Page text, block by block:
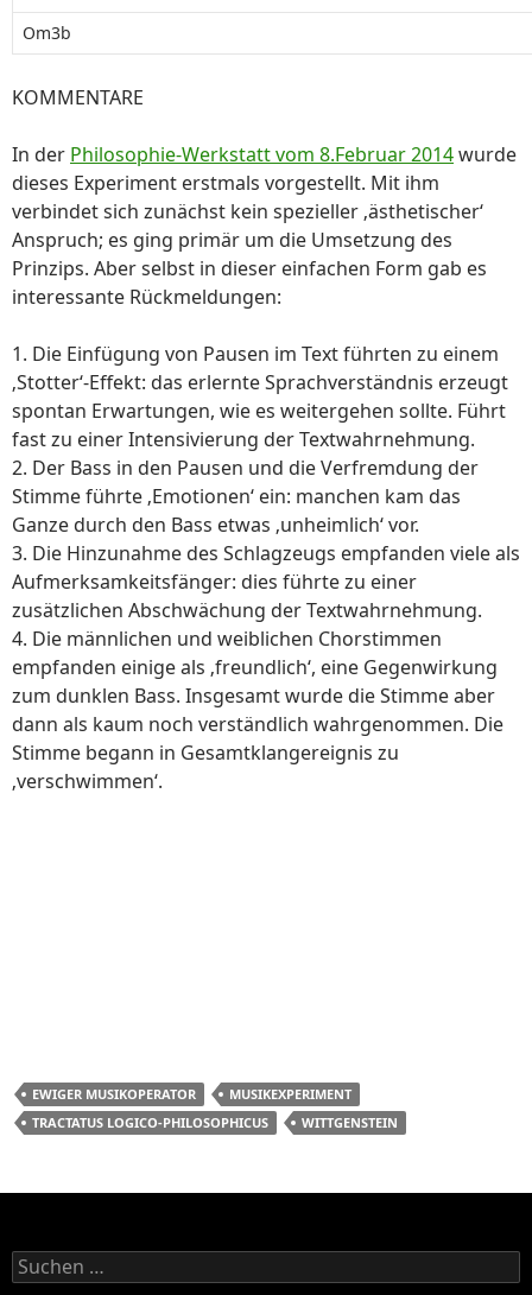
Om3b
KOMMENTARE
In der Philosophie-Werkstatt vom 8.Februar 2014wurde
dieses Experiment erstmals vorgestellt. Mit ihm
verbindet sich zunächst kein spezieller ‚ästhetischer‘
Anspruch; es ging primär um die Umsetzung des
Prinzips. Aber selbst in dieser einfachen Form gab es
interessante Rückmeldungen:
1. Die Einfügung von Pausen im Text führten zu einem
‚Stotter‘-Effekt: das erlernte Sprachverständnis erzeugt
spontan Erwartungen, wie es weitergehen sollte. Führt
fast zu einer Intensivierung der Textwahrnehmung.
2. Der Bass in den Pausen und die Verfremdung der
Stimme führte ‚Emotionen‘ ein: manchen kam das
Ganze durch den Bass etwas ‚unheimlich‘ vor.
3. Die Hinzunahme des Schlagzeugs empfanden viele als
Aufmerksamkeitsfänger: dies führte zu einer
zusätzlichen Abschwächung der Textwahrnehmung.
4. Die männlichen und weiblichen Chorstimmen
empfanden einige als ‚freundlich‘, eine Gegenwirkung
zum dunklen Bass. Insgesamt wurde die Stimme aber
dann als kaum noch verständlich wahrgenommen. Die
Stimme begann in Gesamtklangereignis zu
‚verschwimmen‘.
EWIGER MUSIKOPERATOR
MUSIKEXPERIMENT
TRACTATUS LOGICO-PHILOSOPHICUS
WITTGENSTEIN
Suchen
nach: